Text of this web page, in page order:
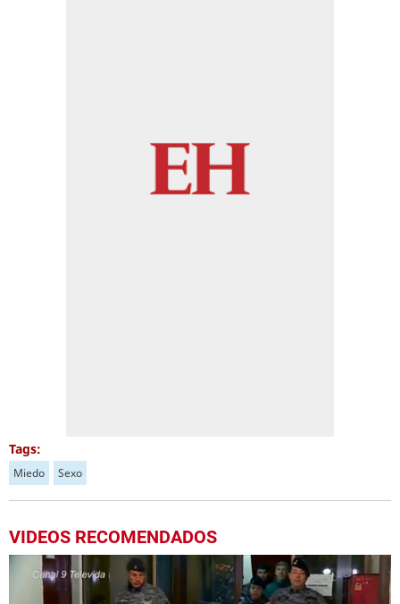
Tags:
Miedo Sexo
VIDEOS RECOMENDADOS